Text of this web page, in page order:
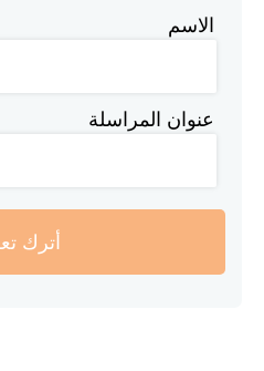
الاسم
عنوان المراسلة
أترك